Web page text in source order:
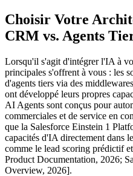
Choisir Votre
CRM vs. Agents
Lorsqu'il s'agit d'intégrer l'IA à
principales s'offrent à vous : les
d'agents tiers via des
ont développé leurs propres
AI Agents sont conçus pour
commerciales et de service en
que la Salesforce Einstein 1
capacités d'IA directement dans
comme le lead scoring prédictif
Product Documentation, 2026;
Overview, 2026].